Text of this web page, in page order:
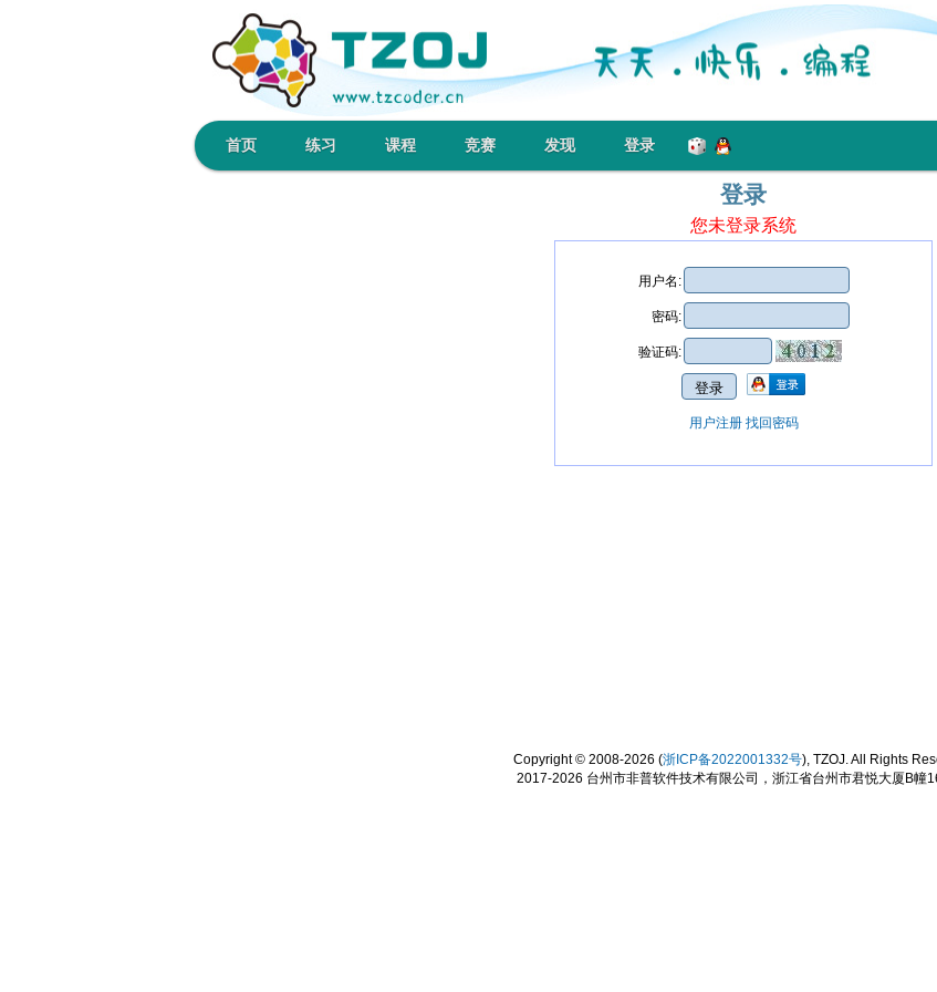
首页 练习 课程 竞赛 发现 登录
登录
您未登录系统
用户名:
密码:
验证码:
用户注册 找回密码
Copyright © 2008-2026 (浙ICP备2022001332号), TZOJ. All Rights
2017-2026 台州市非普软件技术有限公司，浙江省台州市君悦大厦B幢